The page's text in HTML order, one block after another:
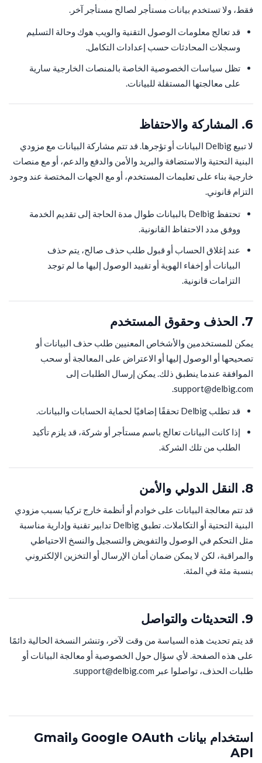
فقط، ولا تستخدم بيانات مستأجر لصالح مستأجر آخر.
قد تعالج معلومات الوصول التقنية والويب هوك وحالة التسليم
وسجلات المحادثات حسب إعدادات التكامل.
تظل سياسات الخصوصية الخاصة بالمنصات الخارجية سارية
على معالجتها المستقلة للبيانات.
6. المشاركة والاحتفاظ
لا تبيع Delbig البيانات أو تؤجرها. قد تتم مشاركة البيانات مع مزودي
البنية التحتية والاستضافة والبريد والأمن والدفع والدعم، أو مع منصات
خارجية بناء على تعليمات المستخدم، أو مع الجهات المختصة عند وجود
التزام قانوني.
تحتفظ Delbig بالبيانات طوال مدة الحاجة إلى تقديم الخدمة
ووفق مدد الاحتفاظ القانونية.
عند إغلاق الحساب أو قبول طلب حذف صالح، يتم حذف
البيانات أو إخفاء الهوية أو تقييد الوصول إليها ما لم توجد
التزامات قانونية.
7. الحذف وحقوق المستخدم
يمكن للمستخدمين والأشخاص المعنيين طلب حذف البيانات أو
تصحيحها أو الوصول إليها أو الاعتراض على المعالجة أو سحب
الموافقة عندما ينطبق ذلك. يمكن إرسال الطلبات إلى
support@delbig.com.
قد تطلب Delbig تحققًا إضافيًا لحماية الحسابات والبيانات.
إذا كانت البيانات تعالج باسم مستأجر أو شركة، قد يلزم تأكيد
الطلب من تلك الشركة.
8. النقل الدولي والأمن
قد تتم معالجة البيانات على خوادم أو أنظمة خارج تركيا بسبب مزودي
البنية التحتية أو التكاملات. تطبق Delbig تدابير تقنية وإدارية مناسبة
مثل التحكم في الوصول والتفويض والتسجيل والنسخ الاحتياطي
والمراقبة، لكن لا يمكن ضمان أمان الإرسال أو التخزين الإلكتروني
بنسبة مئة في المئة.
9. التحديثات والتواصل
قد يتم تحديث هذه السياسة من وقت لآخر، وتنشر النسخة الحالية دائمًا
على هذه الصفحة. لأي سؤال حول الخصوصية أو معالجة البيانات أو
طلبات الحذف، تواصلوا عبر support@delbig.com.
استخدام بيانات Google OAuth وGmail
API